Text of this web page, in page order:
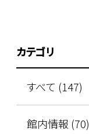
カテゴリ
すべて (147)
館内情報 (70)